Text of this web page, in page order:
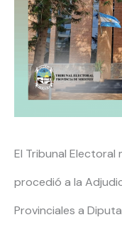
El Tribunal Electoral
procedió a la
Provinciales a